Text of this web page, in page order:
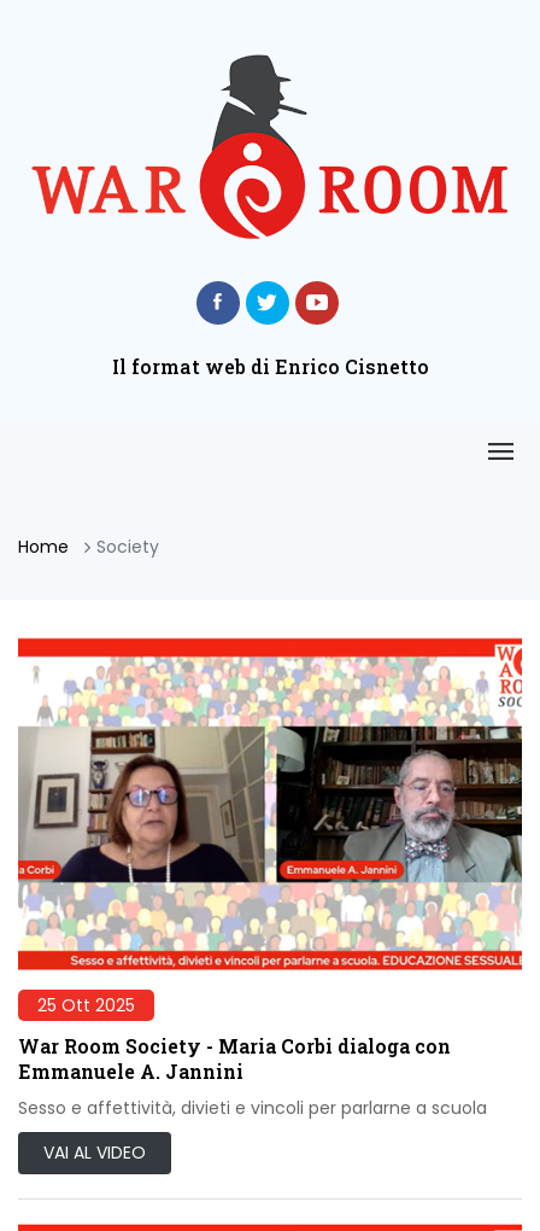
Il format web di Enrico Cisnetto
Home Society
25 Ott 2025
War Room Society - Maria Corbi dialoga con
Emmanuele A. Jannini
Sesso e affettività, divieti e vincoli per parlarne a scuola
VAI AL VIDEO